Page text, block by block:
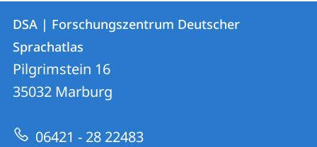
Kontakt
und
Informationen
zur
Website
Kontaktinformationen
DSA
|
Forschungszentrum
Sprachatlas
DSA | Forschungszentrum Deutscher
Sprachatlas
Pilgrimstein 16
35032 Marburg
06421 - 28 22483